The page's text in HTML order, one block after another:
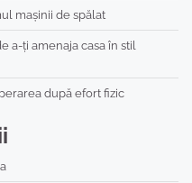
mașinii de spălat
a-ți amenaja casa în stil
după efort fizic